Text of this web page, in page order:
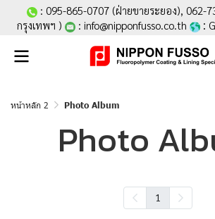
: 095-865-0707(ฝ่ายขายระยอง), 062-
กรุงเทพฯ )
: info@nipponfusso.co.th :
หน้าหลัก 2 Photo Album
Photo
1